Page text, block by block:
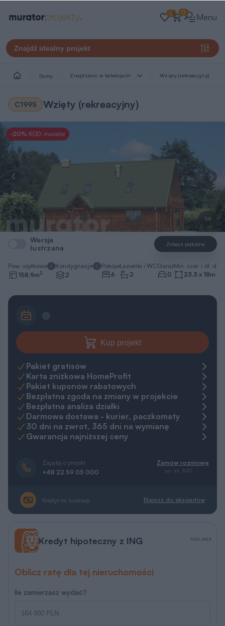
0 0 Menu
Znajdź idealny projekt
Domy Znajdziesz w kolekcjach Wzięty (rekreacyjny)
C199S Wzięty (rekreacyjny)
1/6
-20% KOD: murator
Wersja
lustrzana
Zobacz podobne
Pow. użytkowa
158,9m2
Kondygnacje
2
Pokoje
6
Łazienki i WC
2
Garaż
0
Min. szer. i dł.
23,3 x 18m
Kup projekt
Pakiet gratisów
Karta zniżkowa HomeProfit
Pakiet kuponów rabatowych
Bezpłatna zgoda na zmiany w projekcie
Bezpłatna analiza działki
Darmowa dostawa - kurier, paczkomaty
30 dni na zwrot, 365 dni na wymianę
Gwarancja najniższej ceny
Zapytaj o projekt
+48 22 59 05 000
Zamów rozmowę
pn.-pt. 8-20
Kredyt na budowę Napisz do ekspertów
Kredyt hipoteczny z ING
Oblicz ratę dla tej nieruchomości
Ile zamierzasz wydać?
REKLAMA